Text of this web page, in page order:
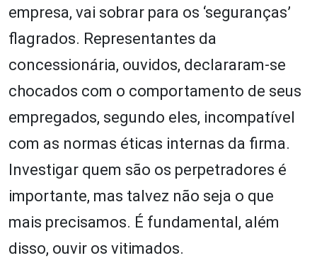
empresa, vai sobrar para os ‘seguranças’
flagrados. Representantes da
concessionária, ouvidos, declararam-se
chocados com o comportamento de seus
empregados, segundo eles, incompatível
com as normas éticas internas da firma.
Investigar quem são os perpetradores é
importante, mas talvez não seja o que
mais precisamos. É fundamental, além
disso, ouvir os vitimados.